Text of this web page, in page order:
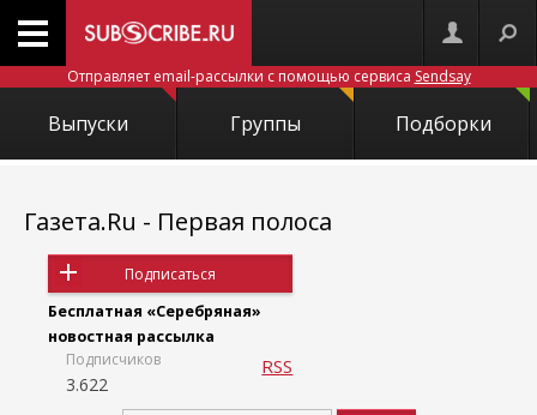
Отправляет email-рассылки с помощью сервиса Sendsay
Выпуски Группы Подборки
Газета.Ru - Первая полоса
Подписаться
Бесплатная «Серебряная»
новостная рассылка
Подписчиков
3.622
RSS